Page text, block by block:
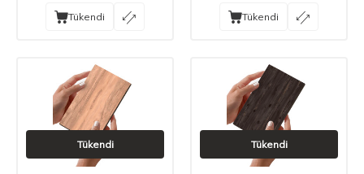
Tükendi Tükendi
Tükendi Tükendi